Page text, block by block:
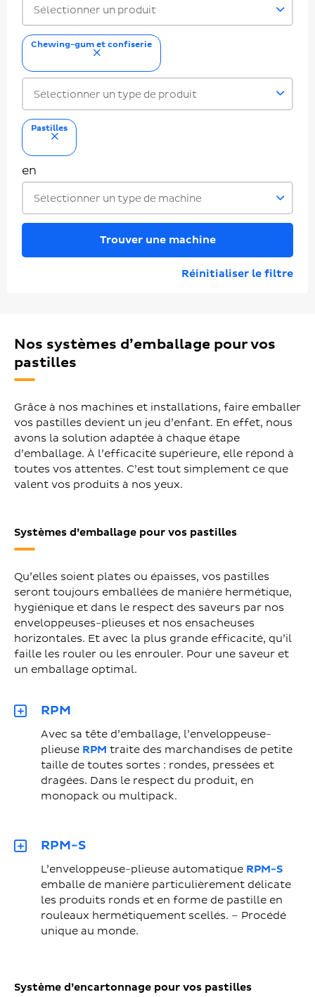
Sélectionner un produit
Chewing-gum et confiserie
supprimer
Sélectionner un type de produit
Pastilles
supprimer
en
Sélectionner un type de machine
Trouver une machine
Réinitialiser le filtre
Nos systèmes d’emballage pour vos
pastilles
Grâce à nos machines et installations, faire emballer
vos pastilles devient un jeu d’enfant. En effet, nous
avons la solution adaptée à chaque étape
d’emballage. À l’efficacité supérieure, elle répond à
toutes vos attentes. C’est tout simplement ce que
valent vos produits à nos yeux.
Systèmes d’emballage pour vos pastilles
Qu’elles soient plates ou épaisses, vos pastilles
seront toujours emballées de manière hermétique,
hygiénique et dans le respect des saveurs par nos
enveloppeuses-plieuses et nos ensacheuses
horizontales. Et avec la plus grande efficacité, qu’il
faille les rouler ou les enrouler. Pour une saveur et
un emballage optimal.
RPM
Avec sa tête d’emballage, l’enveloppeuse-
plieuse RPM traite des marchandises de petite
taille de toutes sortes : rondes, pressées et
dragées. Dans le respect du produit, en
monopack ou multipack.
RPM-S
L’enveloppeuse-plieuse automatique RPM-S
emballe de manière particulièrement délicate
les produits ronds et en forme de pastille en
rouleaux hermétiquement scellés. – Procédé
unique au monde.
Système d’encartonnage pour vos pastilles